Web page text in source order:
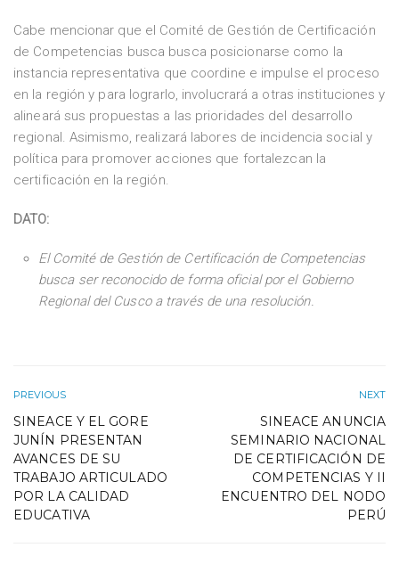
Cabe mencionar que el Comité de Gestión de Certificación
de Competencias busca busca posicionarse como la
instancia representativa que coordine e impulse el proceso
en la región y para lograrlo, involucrará a otras instituciones y
alineará sus propuestas a las prioridades del desarrollo
regional. Asimismo, realizará labores de incidencia social y
política para promover acciones que fortalezcan la
certificación en la región.
DATO:
El Comité de Gestión de Certificación de Competencias
busca ser reconocido de forma oficial por el Gobierno
Regional del Cusco a través de una resolución.
PREVIOUS
SINEACE Y EL GORE
JUNÍN PRESENTAN
AVANCES DE SU
TRABAJO ARTICULADO
POR LA CALIDAD
EDUCATIVA
NEXT
SINEACE ANUNCIA
SEMINARIO NACIONAL
DE CERTIFICACIÓN DE
COMPETENCIAS Y II
ENCUENTRO DEL NODO
PERÚ